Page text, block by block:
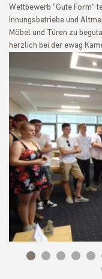
Wettbewerb “Gute Form“
Innungsbetriebe und
Möbel und Türen zu
herzlich bei der ewag